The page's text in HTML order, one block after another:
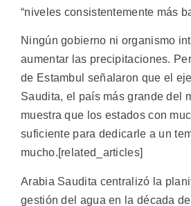
“niveles consistentemente más
Ningún gobierno ni organismo
aumentar las precipitaciones.
de Estambul señalaron que el
Saudita, el país más grande del
muestra que los estados con
suficiente para dedicarle a un
mucho.[related_articles]
Arabia Saudita centralizó la
gestión del agua en la década